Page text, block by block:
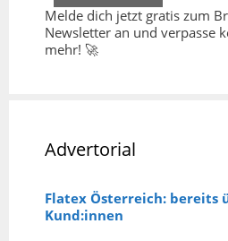
Melde dich jetzt gratis zum
Newsletter an und verpasse
mehr! 🚀
Advertorial
Flatex Österreich: bereits
Kund:innen